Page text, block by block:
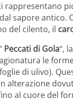
rappresentano
sapore antico.
del cilento, il
Peccati di Gola“,
le
di ulivo).
alterazione
al cuore del